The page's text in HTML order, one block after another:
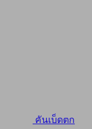
คันเบ็ดตก